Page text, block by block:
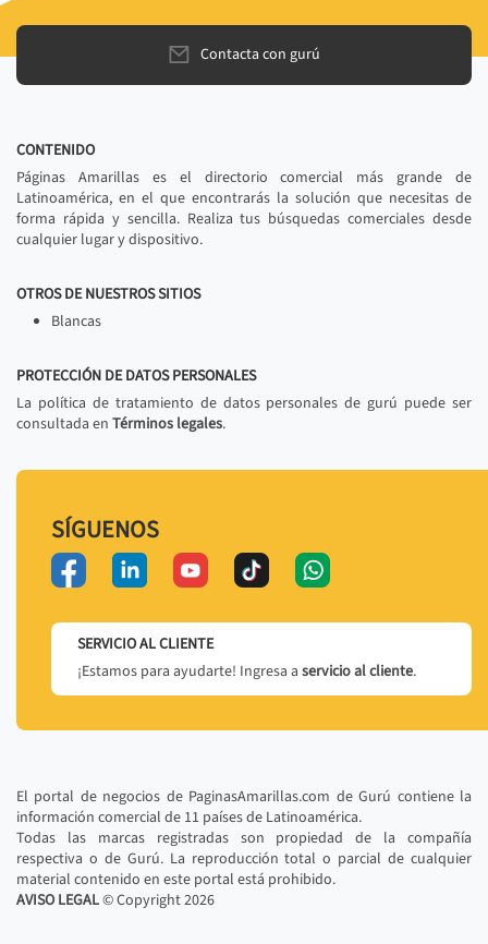
Contacta con gurú
CONTENIDO
Páginas Amarillas es el directorio comercial más grande de
Latinoamérica, en el que encontrarás la solución que necesitas de
forma rápida y sencilla. Realiza tus búsquedas comerciales desde
cualquier lugar y dispositivo.
OTROS DE NUESTROS SITIOS
Blancas
PROTECCIÓN DE DATOS PERSONALES
La política de tratamiento de datos personales de gurú puede ser
consultada en Términos legales.
SÍGUENOS
SERVICIO AL CLIENTE
¡Estamos para ayudarte! Ingresa a servicio al cliente.
El portal de negocios de PaginasAmarillas.com de Gurú contiene la
información comercial de 11 países de Latinoamérica.
Todas las marcas registradas son propiedad de la compañía
respectiva o de Gurú. La reproducción total o parcial de cualquier
material contenido en este portal está prohibido.
AVISO LEGAL© Copyright2026